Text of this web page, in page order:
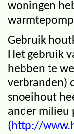
woningen
Gebruik
Het gebruik
hebben te
verbranden)
snoeihout
ander milieu
(http://